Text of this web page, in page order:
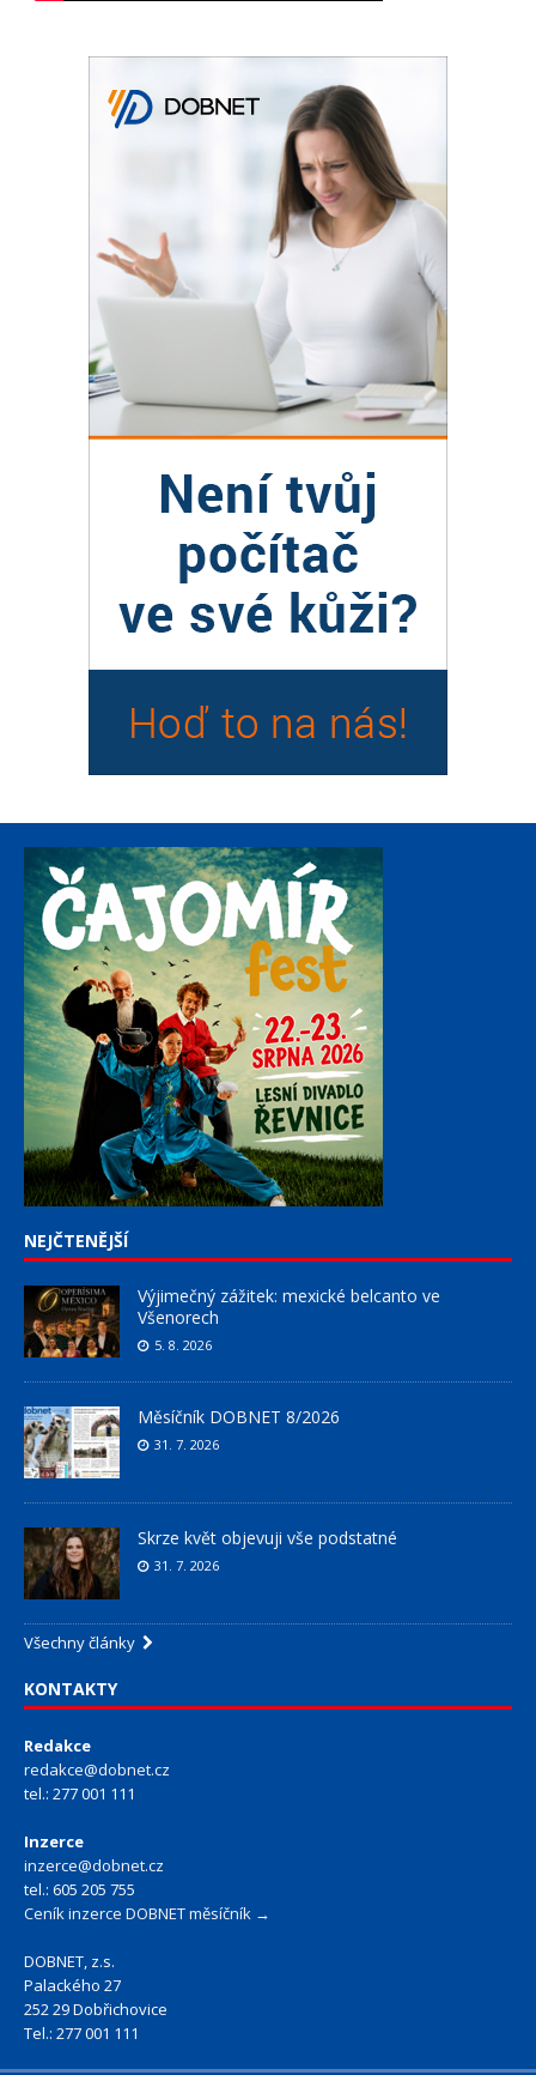
NEJČTENĚJŠÍ
Výjimečný zážitek: mexické belcanto ve
Všenorech
5. 8. 2026
Měsíčník DOBNET 8/2026
31. 7. 2026
Skrze květ objevuji vše podstatné
31. 7. 2026
Všechny články
KONTAKTY
Redakce
redakce@dobnet.cz
tel.: 277 001 111
Inzerce
inzerce@dobnet.cz
tel.: 605 205 755
Ceník inzerce DOBNET měsíčník →
DOBNET, z.s.
Palackého 27
252 29 Dobřichovice
Tel.: 277 001 111